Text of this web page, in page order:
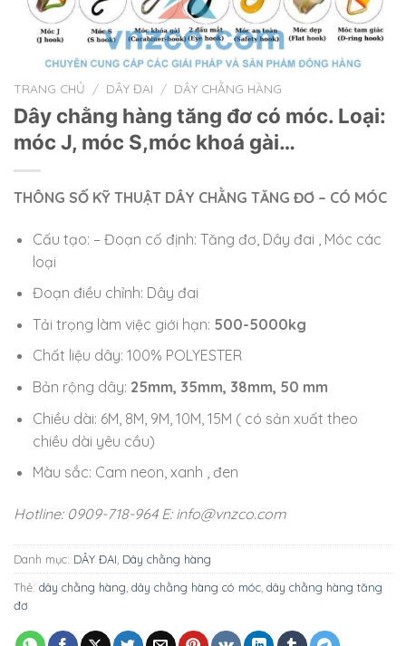
TRANG CHỦ / DÂY ĐAI / DÂY CHẰNG HÀNG
Dây chằng hàng tăng đơ có móc. Loại:
móc J, móc S,móc khoá gài…
THÔNG SỐ KỸ THUẬT DÂY CHẰNG TĂNG ĐƠ – CÓ MÓC
Cấu tạo: – Đoạn cố định: Tăng đơ, Dây đai , Móc các
loại
Đoạn điều chỉnh: Dây đai
Tải trọng làm việc giới hạn: 500-5000kg
Chất liệu dây: 100% POLYESTER
Bản rộng dây: 25mm, 35mm, 38mm, 50 mm
Chiều dài: 6M, 8M, 9M, 10M, 15M ( có sản xuất theo
chiều dài yêu cầu)
Màu sắc: Cam neon, xanh , đen
Hotline: 0909-718-964 E: info@vnzco.com
Danh mục: DÂY ĐAI Dây chằng hàng
Thẻ: dây chằng hàng dây chằng hàng có móc dây chằng hàng tăng
đơ